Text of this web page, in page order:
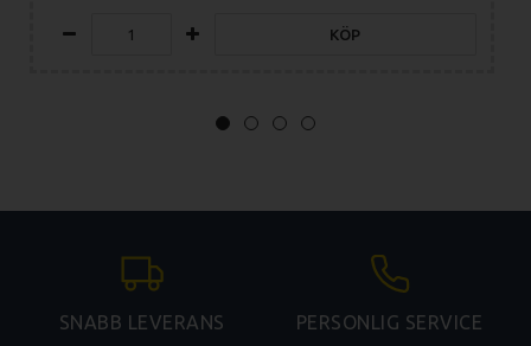
KÖP
SNABB LEVERANS PERSONLIG SERVICE